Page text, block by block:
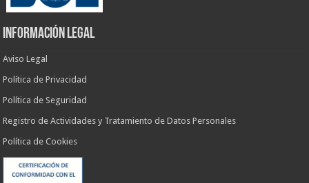
INFORMACIÓN LEGAL
Aviso Legal
Política de Privacidad
Política de Seguridad
Registro de Actividades y Tratamiento de Datos Personales
Política de Cookies